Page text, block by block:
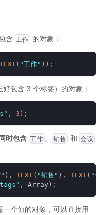
含 工作 的对象：
TEXT( "工作" ) ) ;
包含 3 个标签）的对象：
, 3 ) ;
时包含 工作 、销售 和 会议
) , TEXT( "销售" ) , TEXT( "
, Array ) ;
个值的对象，可以直接用